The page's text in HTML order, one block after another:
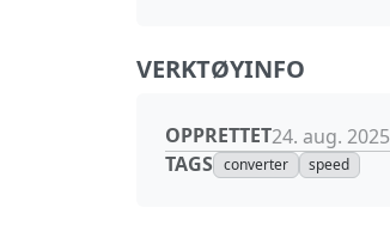
VERKTØYINFO
OPPRETTET24. aug. 2025
TAGS converter speed